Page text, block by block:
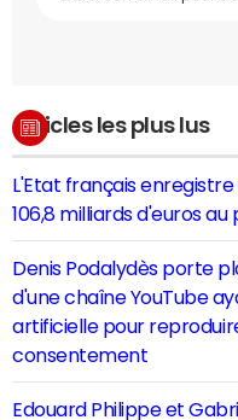
Articles les plus lus
L'Etat français
106,8 milliards d'euros
Denis Podalydès porte
d'une chaîne YouTube
artificielle pour
consentement
Edouard Philippe et